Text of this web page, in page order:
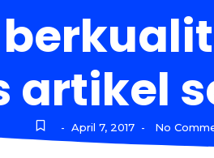
artikel
- April 7, 2017 - No